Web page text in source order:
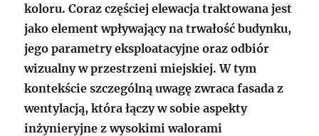
koloru. Coraz częściej elewacja traktowana jest
jako element wpływający na trwałość budynku,
jego parametry eksploatacyjne oraz odbiór
wizualny w przestrzeni miejskiej. W tym
kontekście szczególną uwagę zwraca fasada z
wentylacją, która łączy w sobie aspekty
inżynieryjne z wysokimi walorami